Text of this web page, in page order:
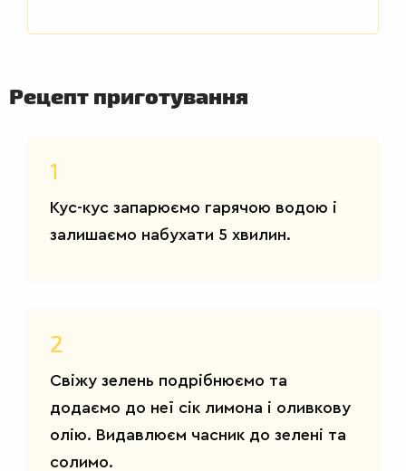
Рецепт приготування
1
Кус-кус запарюємо гарячою водою і
залишаємо набухати 5 хвилин.
2
Свіжу зелень подрібнюємо та
додаємо до неї сік лимона і оливкову
олію. Видавлюєм часник до зелені та
солимо.